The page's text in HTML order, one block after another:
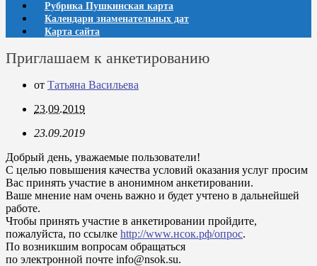
Рубрика Пушкинская карта
Календари знаменательных дат
Карта сайта
Приглашаем к анкетированию
от Татьяна Васильева
23.09.2019
23.09.2019
Добрый день, уважаемые пользователи!
С целью повышения качества условий оказания услуг просим
Вас принять участие в анонимном анкетировании.
Ваше мнение нам очень важно и будет учтено в дальнейшей
работе.
Чтобы принять участие в анкетировании пройдите,
пожалуйста, по ссылке http://www.нсок.рф/опрос.
По возникшим вопросам обращаться
по электронной почте info@nsok.su.